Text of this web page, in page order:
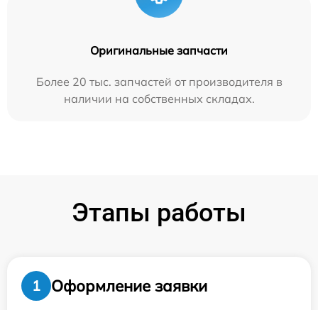
Оригинальные запчасти
Более 20 тыс. запчастей от производителя в
наличии на собственных складах.
Этапы работы
1
Оформление заявки